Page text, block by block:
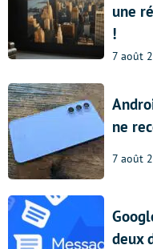
une
!
7 août
ne
7 août
deux